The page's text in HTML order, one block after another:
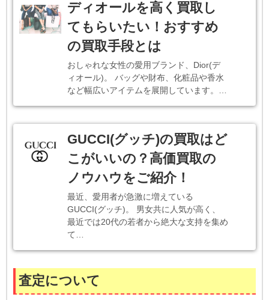
ディオールを高く買取し
てもらいたい！おすすめ
の買取手段とは
おしゃれな女性の愛用ブランド、Dior(デ
ィオール)。 バッグや財布、化粧品や香水
など幅広いアイテムを展開しています。…
GUCCI(グッチ)の買取はど
こがいいの？高価買取の
ノウハウをご紹介！
最近、愛用者が急激に増えている
GUCCI(グッチ)。 男女共に人気が高く、
最近では20代の若者から絶大な支持を集め
て…
査定について